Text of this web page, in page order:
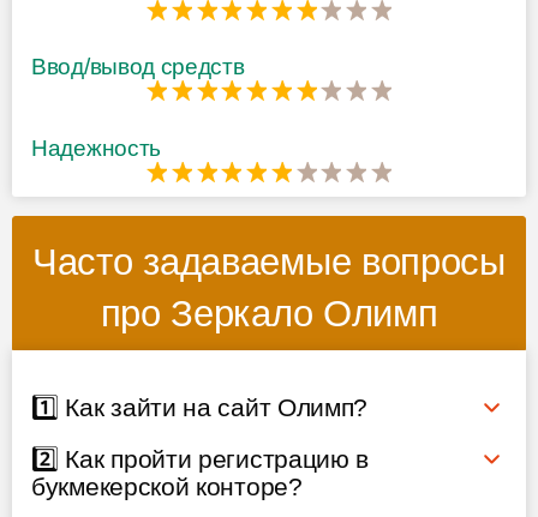
Ввод/вывод средств
Надежность
Часто задаваемые вопросы
про Зеркало Олимп
1️⃣ Как зайти на сайт Олимп?
2️⃣ Как пройти регистрацию в
букмекерской конторе?